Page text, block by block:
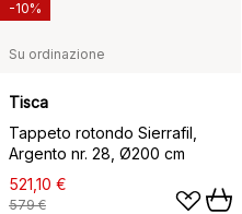
Su ordinazione
Tisca
Tappeto rotondo Sierrafil,
Argento nr. 28, Ø200 cm
521,10 €
579 €
-10%